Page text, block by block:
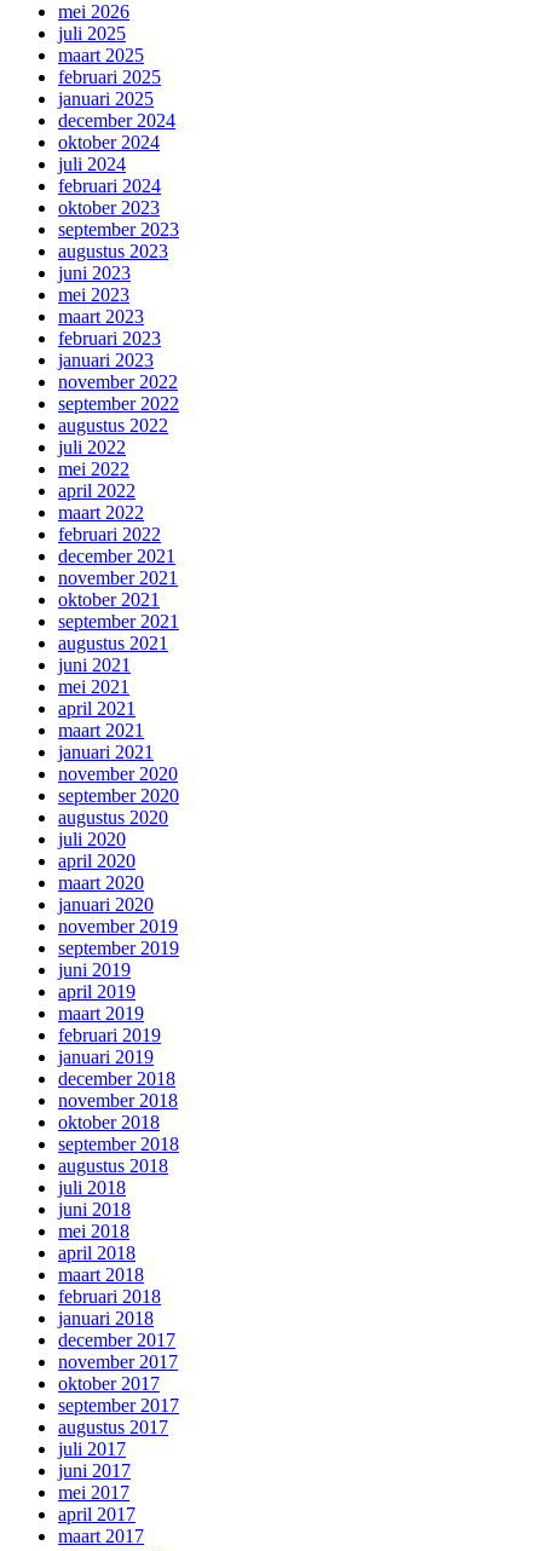
mei 2026
juli 2025
maart 2025
februari 2025
januari 2025
december 2024
oktober 2024
juli 2024
februari 2024
oktober 2023
september 2023
augustus 2023
juni 2023
mei 2023
maart 2023
februari 2023
januari 2023
november 2022
september 2022
augustus 2022
juli 2022
mei 2022
april 2022
maart 2022
februari 2022
december 2021
november 2021
oktober 2021
september 2021
augustus 2021
juni 2021
mei 2021
april 2021
maart 2021
januari 2021
november 2020
september 2020
augustus 2020
juli 2020
april 2020
maart 2020
januari 2020
november 2019
september 2019
juni 2019
april 2019
maart 2019
februari 2019
januari 2019
december 2018
november 2018
oktober 2018
september 2018
augustus 2018
juli 2018
juni 2018
mei 2018
april 2018
maart 2018
februari 2018
januari 2018
december 2017
november 2017
oktober 2017
september 2017
augustus 2017
juli 2017
juni 2017
mei 2017
april 2017
maart 2017